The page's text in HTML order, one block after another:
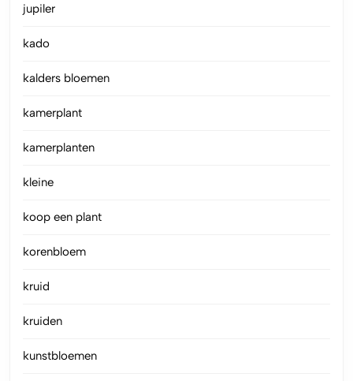
jupiler
kado
kalders bloemen
kamerplant
kamerplanten
kleine
koop een plant
korenbloem
kruid
kruiden
kunstbloemen